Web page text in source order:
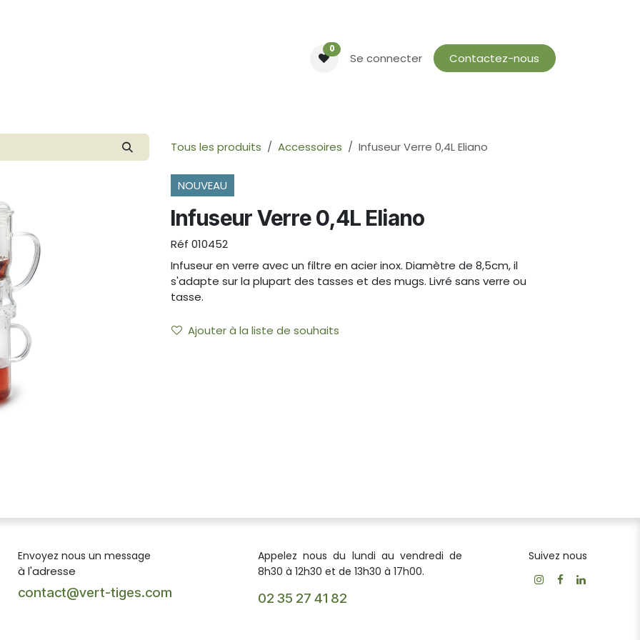
0
Se connecter Contactez-nous
Tous les produits Accessoires Infuseur Verre 0,4L Eliano
NOUVEAU
Infuseur Verre 0,4L Eliano
Réf 010452
Infuseur en verre avec un filtre en acier inox. Diamètre de 8,5cm, il
s'adapte sur la plupart des tasses et des mugs. Livré sans verre ou
tasse.
Ajouter à la liste de souhaits
Suivez nous
Envoyez nous un message
à l'adresse
contact@vert-tiges.com
Appelez nous du lundi au vendredi de
8h30 à 12h30 et de 13h30 à 17h00.
02 35 27 41 82